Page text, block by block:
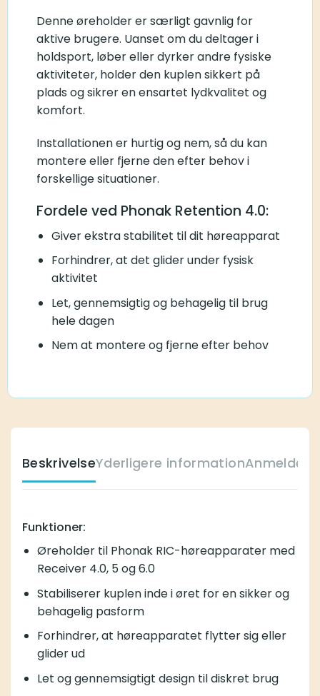
Denne øreholder er særligt gavnlig for
aktive brugere. Uanset om du deltager i
holdsport, løber eller dyrker andre fysiske
aktiviteter, holder den kuplen sikkert på
plads og sikrer en ensartet lydkvalitet og
komfort.
Installationen er hurtig og nem, så du kan
montere eller fjerne den efter behov i
forskellige situationer.
Fordele ved Phonak Retention 4.0:
Giver ekstra stabilitet til dit høreapparat
Forhindrer, at det glider under fysisk
aktivitet
Let, gennemsigtig og behagelig til brug
hele dagen
Nem at montere og fjerne efter behov
BeskrivelseYderligere information
Funktioner:
Øreholder til Phonak RIC-høreapparater med
Receiver 4.0, 5 og 6.0
Stabiliserer kuplen inde i øret for en sikker og
behagelig pasform
Forhindrer, at høreapparatet flytter sig eller
glider ud
Let og gennemsigtigt design til diskret brug